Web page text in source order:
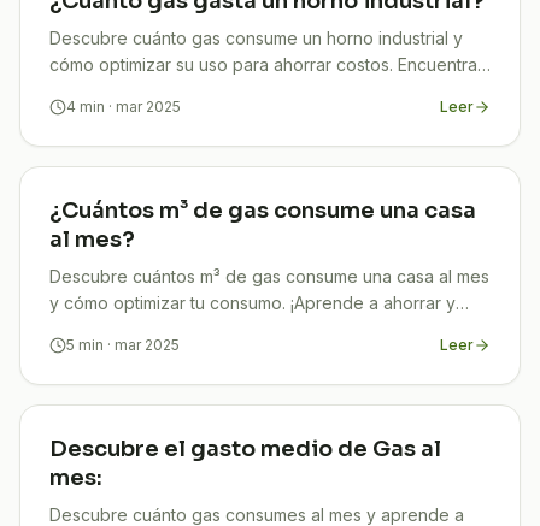
Descubre cuánto gas consume un horno industrial y
cómo optimizar su uso para ahorrar costos. Encuentra
4 min · mar 2025 Leer
¿Cuántos m³ de gas consume una casa
al mes?
Descubre cuántos m³ de gas consume una casa al mes
y cómo optimizar tu consumo. ¡Aprende a ahorrar y
5 min · mar 2025 Leer
Descubre el gasto medio de Gas al
mes:
Descubre cuánto gas consumes al mes y aprende a